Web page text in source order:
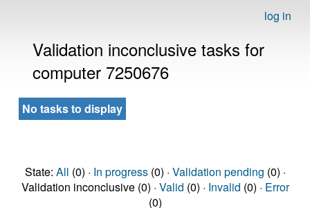
log in
Validation inconclusive tasks for
computer 7250676
No tasks to display
State: All (0) · In progress(0) · Validation pending (0) ·
Validation inconclusive (0) · Valid (0) · Invalid (0) · Error
(0)